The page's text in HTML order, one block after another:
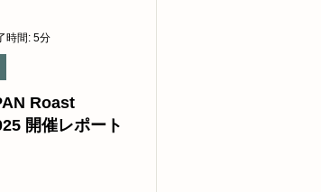
Roast
開催レポート
時間: 5分